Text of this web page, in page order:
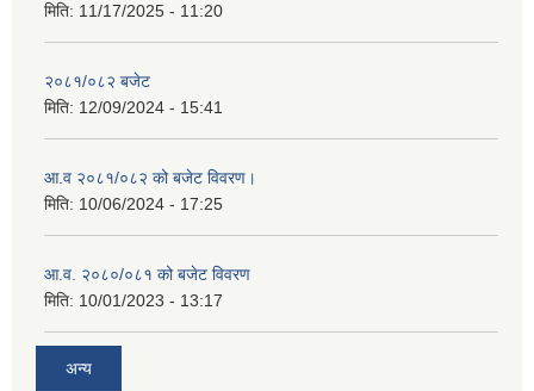
मिति: 11/17/2025 - 11:20
२०८१/०८२ बजेट
मिति: 12/09/2024 - 15:41
आ.व २०८१/०८२ को बजेट विवरण।
मिति: 10/06/2024 - 17:25
आ.व. २०८०/०८१ को बजेट विवरण
मिति: 10/01/2023 - 13:17
अन्य